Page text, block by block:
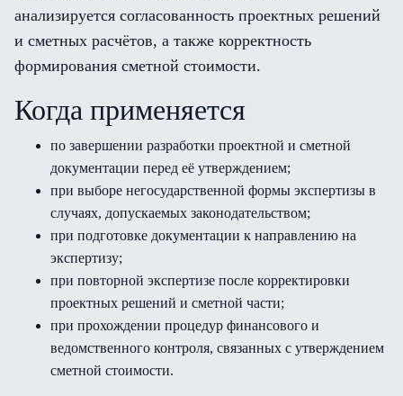
анализируется согласованность проектных решений
и сметных расчётов, а также корректность
формирования сметной стоимости.
Когда применяется
по завершении разработки проектной и сметной
документации перед её утверждением;
при выборе негосударственной формы экспертизы в
случаях, допускаемых законодательством;
при подготовке документации к направлению на
экспертизу;
при повторной экспертизе после корректировки
проектных решений и сметной части;
при прохождении процедур финансового и
ведомственного контроля, связанных с утверждением
сметной стоимости.